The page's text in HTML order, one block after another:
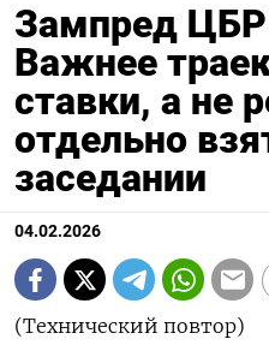
Зампред ЦБР
Важнее
ставки, а не
отдельно
заседании
04.02.2026
(Технический повтор)